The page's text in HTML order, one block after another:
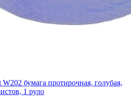
бумага протирочная, голубая,
1 руло